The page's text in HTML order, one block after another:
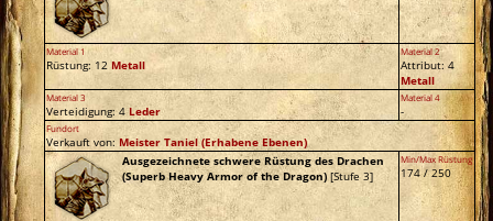
Material 1
Rüstung: 12Metall
Material 2
Attribut: 4
Metall
Material 3
Verteidigung: 4Leder
Material 4
-
Fundort
Verkauft von:Meister Taniel(Erhabene Ebenen)
Ausgezeichnete schwere Rüstung des Drachen
(Superb Heavy Armor of the Dragon) [Stufe 3]
Min/Max Rüstung
174 / 250